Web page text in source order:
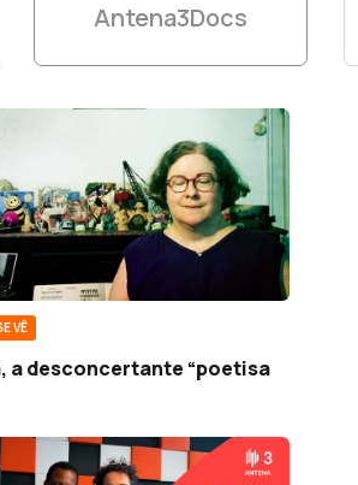
Antena3Docs
VÊ
a desconcertante “poetisa